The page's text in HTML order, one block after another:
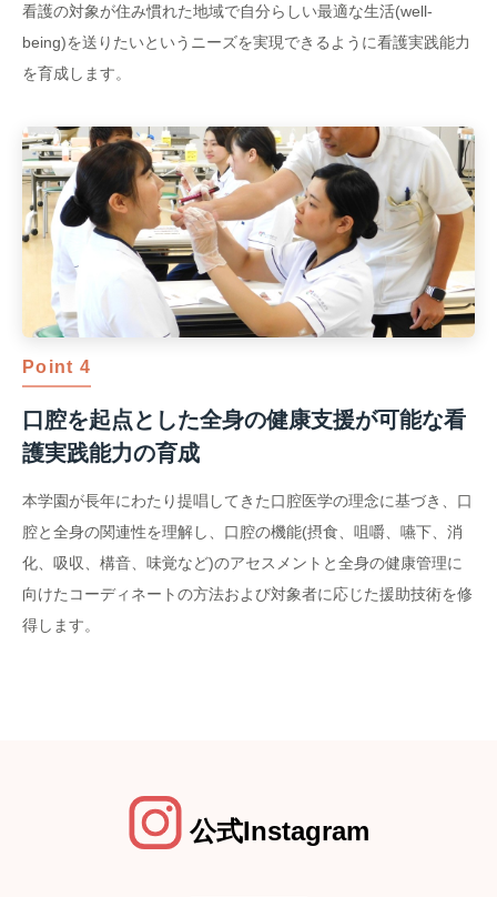
看護の対象が住み慣れた地域で自分らしい最適な生活(well-
being)を送りたいというニーズを実現できるように看護実践能力
を育成します。
Point 4
口腔を起点とした全身の健康支援が可能な看
護実践能力の育成
本学園が長年にわたり提唱してきた口腔医学の理念に基づき、口
腔と全身の関連性を理解し、口腔の機能(摂食、咀嚼、嚥下、消
化、吸収、構音、味覚など)のアセスメントと全身の健康管理に
向けたコーディネートの方法および対象者に応じた援助技術を修
得します。
公式Instagram